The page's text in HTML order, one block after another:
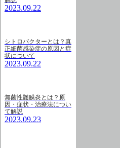
2023.09.22
シトロバクターとは？真
正細菌感染症の原因と症
状について
2023.09.22
無菌性髄膜炎とは？原
因・症状・治療法につい
て解説
2023.09.23